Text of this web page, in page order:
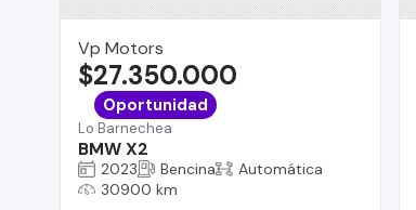
Vp Motors
Lo Barnechea
BMW X2
$27.350.000
Oportunidad
2023 Bencina
Automática
30900 km